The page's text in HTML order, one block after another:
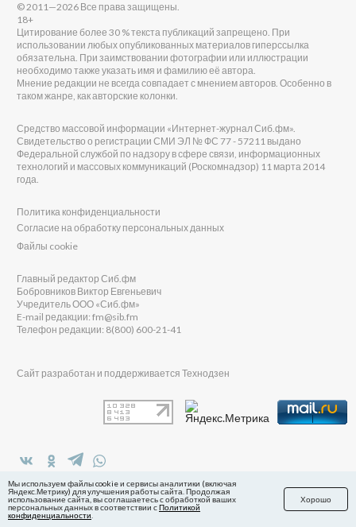
в Яндекс.Дзен
© 2011—2026 Все права защищены.
18+
Цитирование более 30 % текста публикаций запрещено. При
использовании любых опубликованных материалов гиперссылка
обязательна. При заимствовании фотографии или иллюстрации
необходимо также указать имя и фамилию её автора.
Мнение редакции не всегда совпадает с мнением авторов. Особенно в
таком жанре, как авторские колонки.
Средство массовой информации «Интернет-журнал Сиб.фм».
Свидетельство о регистрации СМИ ЭЛ № ФС 77 - 57211 выдано
Федеральной службой по надзору в сфере связи, информационных
технологий и массовых коммуникаций (Роскомнадзор) 11 марта 2014
года.
Политика конфиденциальности
Согласие на обработку персональных данных
Файлы cookie
Главный редактор Сиб.фм
Бобровников Виктор Евгеньевич
Учредитель ООО «Сиб.фм»
E-mail редакции: fm@sib.fm
Телефон редакции: 8(800) 600-21-41
Сайт разработан и поддерживается Технодзен
Мы используем файлы cookie и сервисы аналитики (включая
Яндекс.Метрику) для улучшения работы сайта. Продолжая
использование сайта, вы соглашаетесь с обработкой ваших
персональных данных в соответствии сПолитикой
конфиденциальности
Хорошо